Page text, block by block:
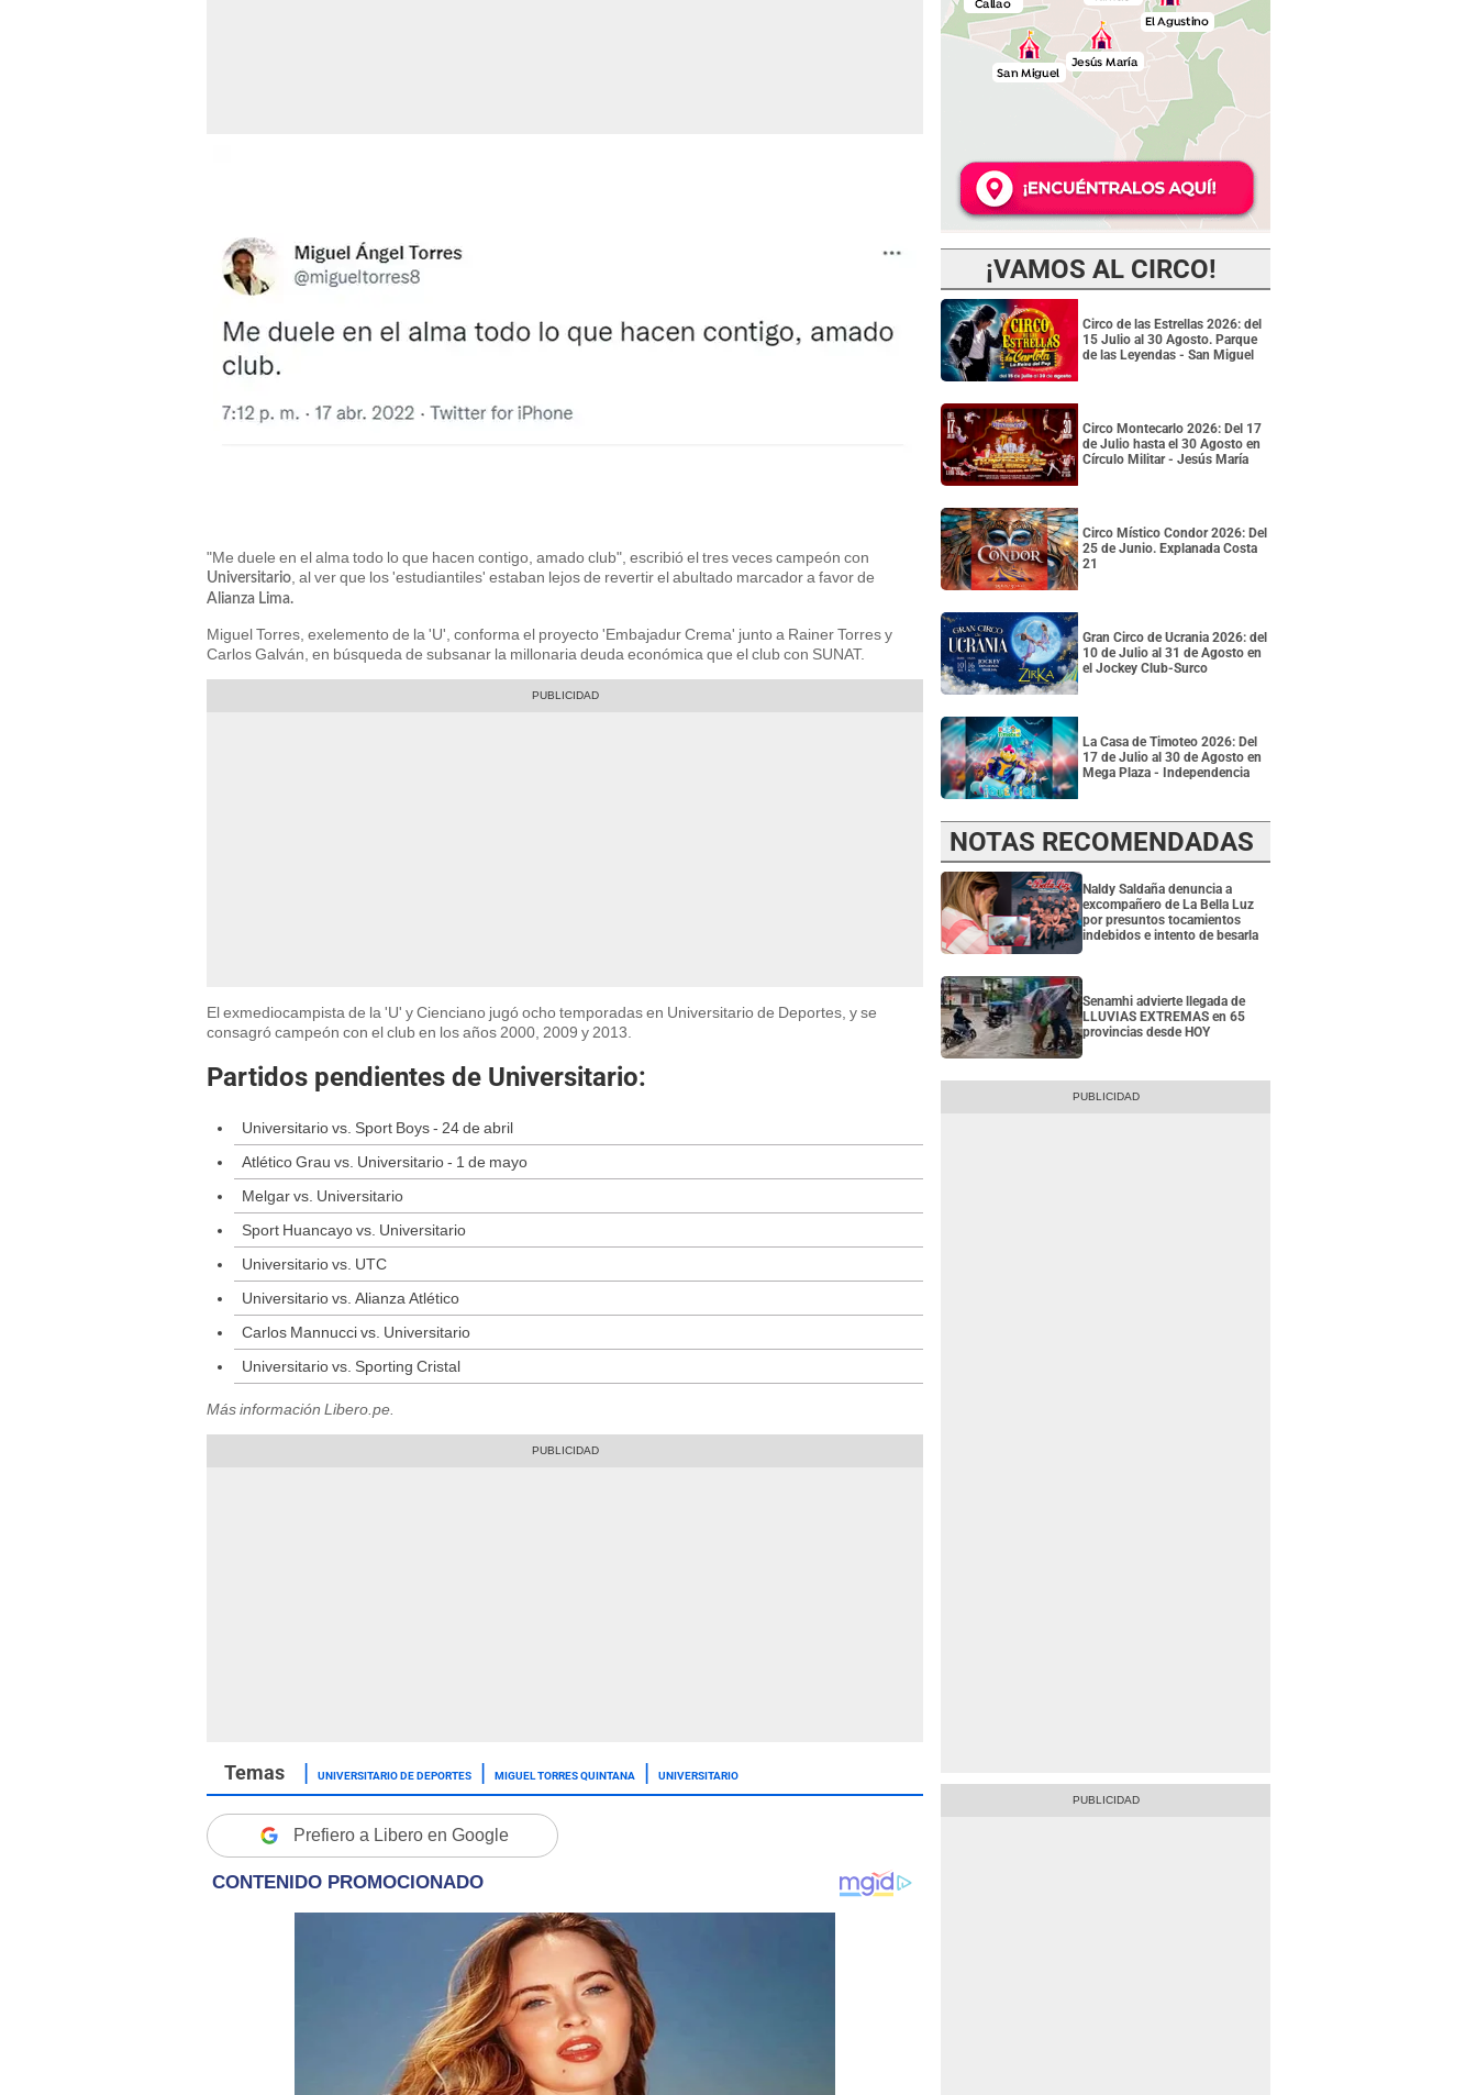
"Me duele en el alma todo lo que hacen contigo, amado club", escribió el tres veces campeón con
Universitario , al ver que los 'estudiantiles' estaban lejos de revertir el abultado marcador a favor de
Alianza Lima.
Miguel Torres, exelemento de la 'U', conforma el proyecto 'Embajadur Crema' junto a Rainer Torres y
Carlos Galván, en búsqueda de subsanar la millonaria deuda económica que el club con SUNAT.
El exmediocampista de la 'U' y Cienciano jugó ocho temporadas en Universitario de Deportes, y se
consagró campeón con el club en los años 2000, 2009 y 2013.
Partidos pendientes de Universitario:
Universitario vs. Sport Boys - 24 de abril
Atlético Grau vs. Universitario - 1 de mayo
Melgar vs. Universitario
Sport Huancayo vs. Universitario
Universitario vs. UTC
Universitario vs. Alianza Atlético
Carlos Mannucci vs. Universitario
Universitario vs. Sporting Cristal
Más información Libero.pe.
UNIVERSITARIO DE DEPORTES MIGUEL TORRES QUINTANA UNIVERSITARIO
Prefiero a Libero en Google
¡VAMOS AL CIRCO!
Circo de las Estrellas 2026: del
15 Julio al 30 Agosto. Parque
de las Leyendas - San Miguel
Circo Montecarlo 2026: Del 17
de Julio hasta el 30 Agosto en
Círculo Militar - Jesús María
Circo Místico Condor 2026: Del
25 de Junio. Explanada Costa
21
Gran Circo de Ucrania 2026: del
10 de Julio al 31 de Agosto en
el Jockey Club-Surco
La Casa de Timoteo 2026: Del
17 de Julio al 30 de Agosto en
Mega Plaza - Independencia
NOTAS RECOMENDADAS
Naldy Saldaña denuncia a
excompañero de La Bella Luz
por presuntos tocamientos
indebidos e intento de besarla
Senamhi advierte llegada de
LLUVIAS EXTREMAS en 65
provincias desde HOY